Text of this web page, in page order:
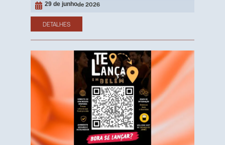
29 de junhode 2026
DETALHES